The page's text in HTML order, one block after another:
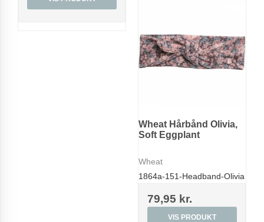
Wheat Hårbånd Olivia,
Soft Eggplant
Wheat
1864a-151-Headband-Olivia
79,95 kr.
VIS PRODUKT